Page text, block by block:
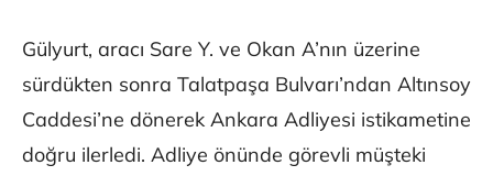
Gülyurt, aracı Sare Y. ve Okan A’nın üzerine
sürdükten sonra Talatpaşa Bulvarı’ndan Altınsoy
Caddesi’ne dönerek Ankara Adliyesi istikametine
doğru ilerledi. Adliye önünde görevli müşteki